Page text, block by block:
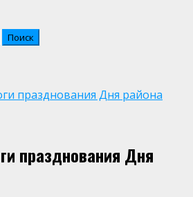
празднования Дня района
празднования Дня